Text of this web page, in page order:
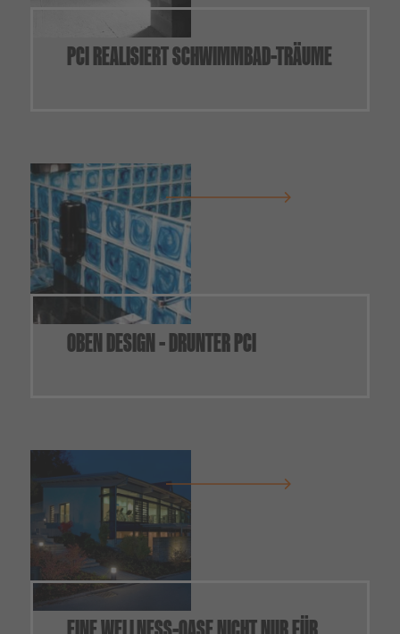
PCI REALISIERT SCHWIMMBAD-TRÄUME
OBEN DESIGN - DRUNTER PCI